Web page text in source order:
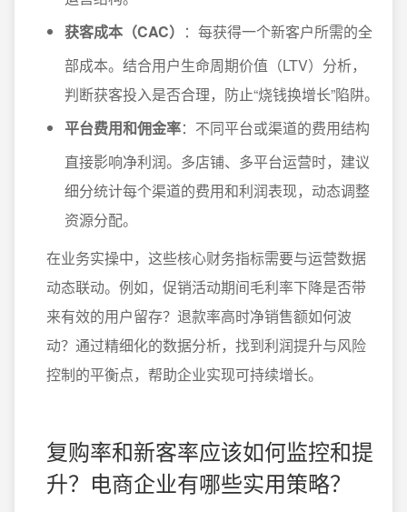
获客成本（CAC） ：每获得一个新客户所需的全
部成本。结合用户生命周期价值（LTV）分析，
判断获客投入是否合理，防止“烧钱换增长”陷阱。
平台费用和佣金率：不同平台或渠道的费用结构
直接影响净利润。多店铺、多平台运营时，建议
细分统计每个渠道的费用和利润表现，动态调整
资源分配。
在业务实操中，这些核心财务指标需要与运营数据
动态联动。例如，促销活动期间毛利率下降是否带
来有效的用户留存？退款率高时净销售额如何波
动？通过精细化的数据分析，找到利润提升与风险
控制的平衡点，帮助企业实现可持续增长。
复购率和新客率应该如何监控和提
升？电商企业有哪些实用策略？